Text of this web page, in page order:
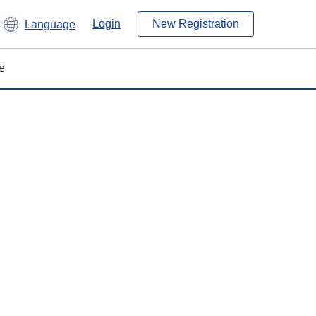
Language Login New Registration